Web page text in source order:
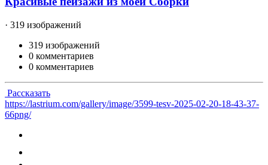
· 319 изображений
319 изображений
0 комментариев
0 комментариев
Рассказать
https://lastrium.com/gallery/image/3599-tesv-2025-02-20-18-43-37-
66png/